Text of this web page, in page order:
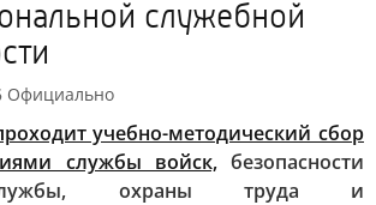
служебной
Официально
учебно-методический сбор
службы войск,безопасности
охраны труда и